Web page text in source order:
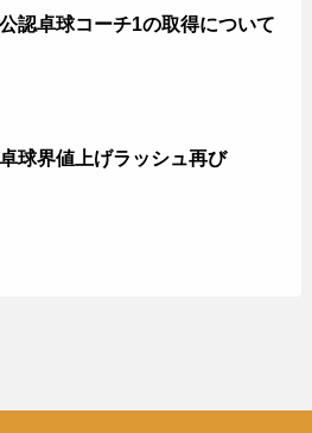
公認卓球コーチ1の取得について
卓球界値上げラッシュ再び